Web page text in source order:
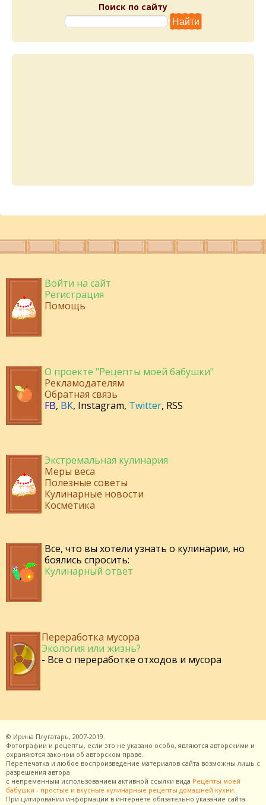
Поиск по сайту
Войти на сайт
Регистрация
Помощь
О проекте "Рецепты моей бабушки"
Рекламодателям
Обратная связь
FB, ВК, Instagram, Twitter, RSS
Экстремальная кулинария
Меры веса
Полезные советы
Кулинарные новости
Косметика
Все, что вы хотели узнать о кулинарии, но
боялись спросить:
Кулинарный ответ
Переработка мусора
Экология или жизнь?
- Все о переработке отходов и мусора
© Ирина Плугатарь, 2007-2019.
Фотографии и рецепты, если это не указано особо, являются авторскими и
охраняются законом об авторском праве.
Перепечатка и любое воспроизведение материалов сайта возможны лишь с
разрешения автора
с непременным использованием активной ссылки вида Рецепты моей
бабушки - простые и вкусные кулинарные рецепты домашней кухни
При цитировании информации в интернете обязательно указание сайта